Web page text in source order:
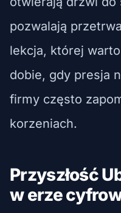
pozwalają
lekcja, której
dobie, gdy presja
firmy często
korzeniach.
Przyszłość
w erze